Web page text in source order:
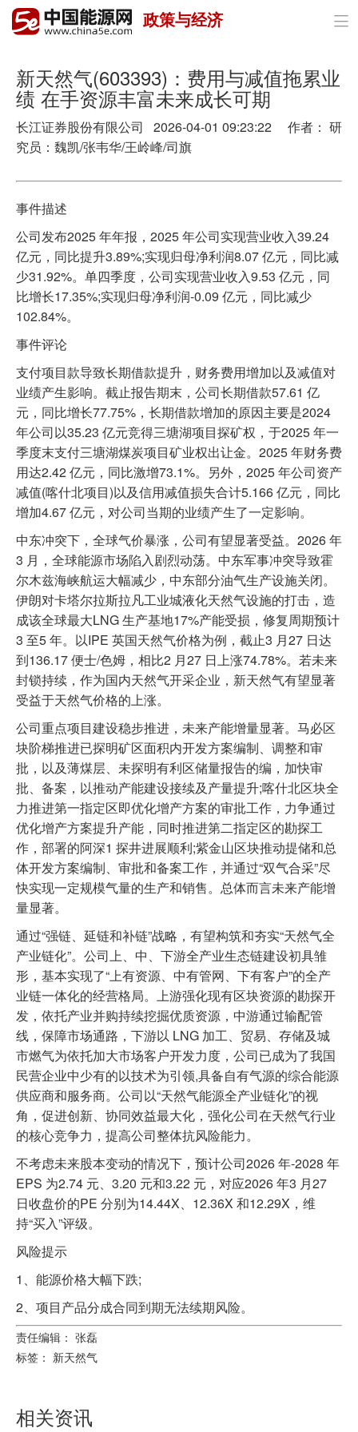
首页
政策与经济
油气
煤炭
电力
节能环保
分布式能源
政策与经济 
新天然气(603393)：费用与减值拖累业
绩 在手资源丰富未来成长可期
长江证券股份有限公司 2026-04-01 09:23:22 作者： 研
究员：魏凯/张韦华/王岭峰/司旗
事件描述
公司发布2025 年年报，2025 年公司实现营业收入39.24
亿元，同比提升3.89%;实现归母净利润8.07 亿元，同比减
少31.92%。单四季度，公司实现营业收入9.53 亿元，同
比增长17.35%;实现归母净利润-0.09 亿元，同比减少
102.84%。
事件评论
支付项目款导致长期借款提升，财务费用增加以及减值对
业绩产生影响。截止报告期末，公司长期借款57.61 亿
元，同比增长77.75%，长期借款增加的原因主要是2024
年公司以35.23 亿元竞得三塘湖项目探矿权，于2025 年一
季度末支付三塘湖煤炭项目矿业权出让金。2025 年财务费
用达2.42 亿元，同比激增73.1%。另外，2025 年公司资产
减值(喀什北项目)以及信用减值损失合计5.166 亿元，同比
增加4.67 亿元，对公司当期的业绩产生了一定影响。
中东冲突下，全球气价暴涨，公司有望显著受益。2026 年
3 月，全球能源市场陷入剧烈动荡。中东军事冲突导致霍
尔木兹海峡航运大幅减少，中东部分油气生产设施关闭。
伊朗对卡塔尔拉斯拉凡工业城液化天然气设施的打击，造
成该全球最大LNG 生产基地17%产能受损，修复周期预计
3 至5 年。以IPE 英国天然气价格为例，截止3 月27 日达
到136.17 便士/色姆，相比2 月27 日上涨74.78%。若未来
封锁持续，作为国内天然气开采企业，新天然气有望显著
受益于天然气价格的上涨。
公司重点项目建设稳步推进，未来产能增量显著。马必区
块阶梯推进已探明矿区面积内开发方案编制、调整和审
批，以及薄煤层、未探明有利区储量报告的编，加快审
批、备案，以推动产能建设接续及产量提升;喀什北区块全
力推进第一指定区即优化增产方案的审批工作，力争通过
优化增产方案提升产能，同时推进第二指定区的勘探工
作，部署的阿深1 探井进展顺利;紫金山区块推动提储和总
体开发方案编制、审批和备案工作，并通过“双气合采”尽
快实现一定规模气量的生产和销售。总体而言未来产能增
量显著。
通过“强链、延链和补链”战略，有望构筑和夯实“天然气全
产业链化”。公司上、中、下游全产业生态链建设初具雏
形，基本实现了“上有资源、中有管网、下有客户”的全产
业链一体化的经营格局。上游强化现有区块资源的勘探开
发，依托产业并购持续挖掘优质资源，中游通过输配管
线，保障市场通路，下游以 LNG 加工、贸易、存储及城
市燃气为依托加大市场客户开发力度，公司已成为了我国
民营企业中少有的以技术为引领,具备自有气源的综合能源
供应商和服务商。公司以“天然气能源全产业链化”的视
角，促进创新、协同效益最大化，强化公司在天然气行业
的核心竞争力，提高公司整体抗风险能力。
不考虑未来股本变动的情况下，预计公司2026 年-2028 年
EPS 为2.74 元、3.20 元和3.22 元，对应2026 年3 月27
日收盘价的PE 分别为14.44X、12.36X 和12.29X，维
持“买入”评级。
风险提示
1、能源价格大幅下跌;
2、项目产品分成合同到期无法续期风险。
责任编辑： 张磊
标签： 新天然气
相关资讯